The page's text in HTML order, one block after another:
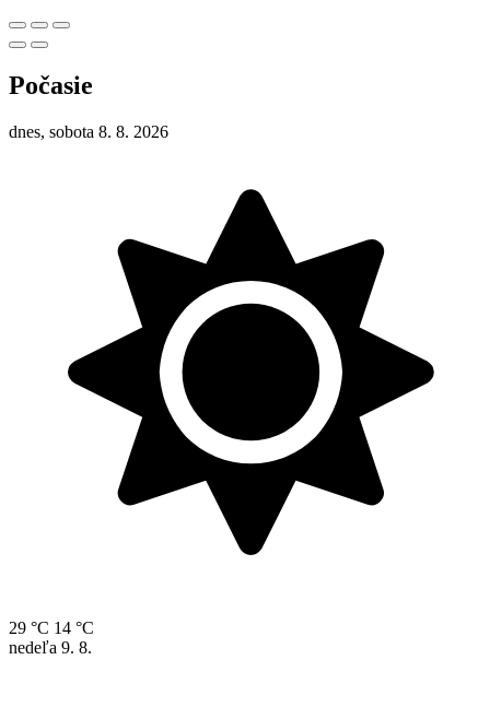
Počasie
dnes, sobota 8. 8. 2026
29 °C 14 °C
nedeľa 9. 8.